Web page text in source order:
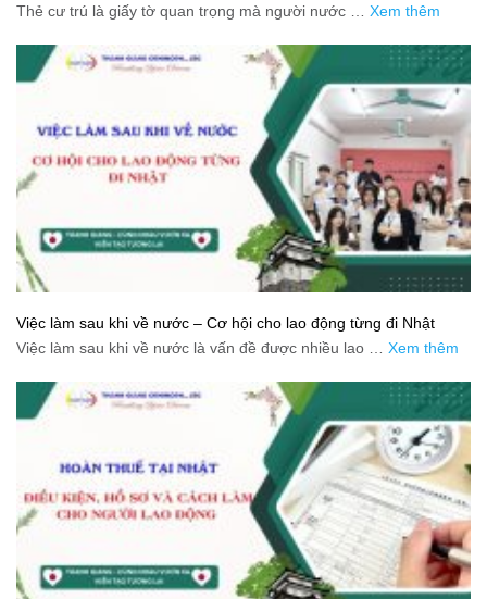
Thẻ cư trú là giấy tờ quan trọng mà người nước … Xem thêm
Việc làm sau khi về nước – Cơ hội cho lao động từng đi Nhật
Việc làm sau khi về nước là vấn đề được nhiều lao … Xem thêm